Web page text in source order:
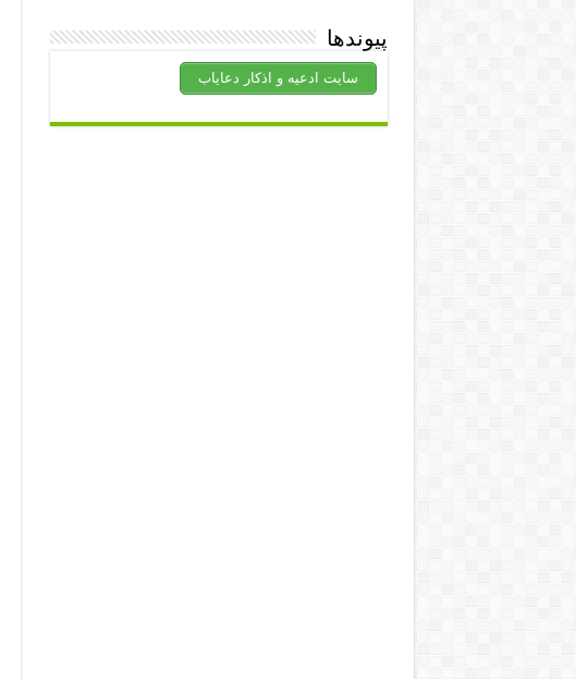
پیوندها
سایت ادعیه و اذکار دعایاب